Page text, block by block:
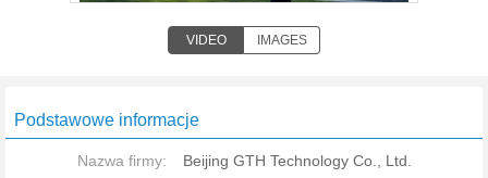
VIDEO IMAGES
Podstawowe informacje
Nazwa firmy:
Beijing GTH Technology Co., Ltd.